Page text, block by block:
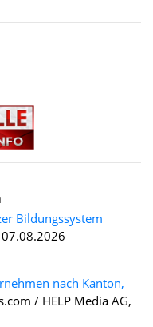
Bildungssystem
nach Kanton,
/ HELP Media AG,